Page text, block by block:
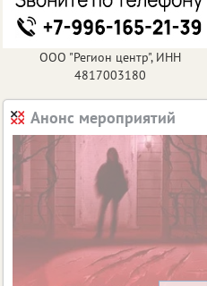
ООО "Регион центр", ИНН
4817003180
Анонс мероприятий